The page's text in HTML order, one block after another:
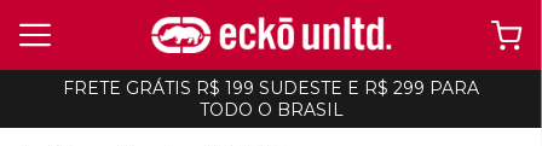
FRETE GRÁTIS R$ 199 SUDESTE E R$ 299 PARA
TODO O BRASIL